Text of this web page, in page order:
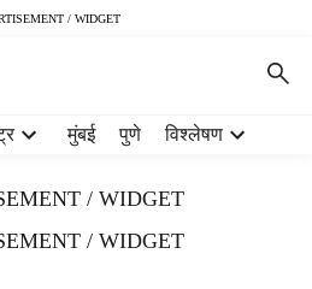
/ WIDGET
मुंबई पुणे विश्लेषण
/ WIDGET
/ WIDGET